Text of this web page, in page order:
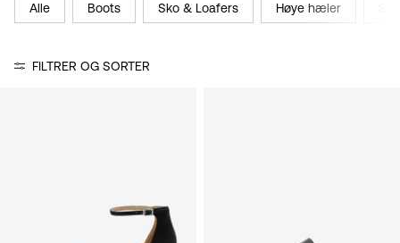
Logg ut
Logg
Spørsmål?
Alle Boots Sko & Loafers Høye hæler
FILTRER OG SORTER